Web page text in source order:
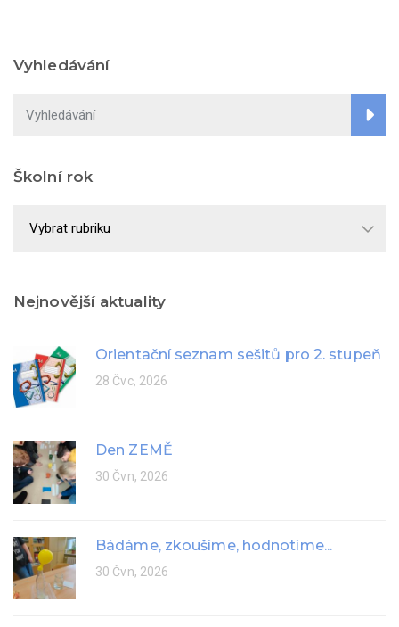
Vyhledávání
Školní rok
Nejnovější aktuality
Orientační seznam sešitů pro 2. stupeň
28 Čvc, 2026
Den ZEMĚ
30 Čvn, 2026
Bádáme, zkoušíme, hodnotíme...
30 Čvn, 2026